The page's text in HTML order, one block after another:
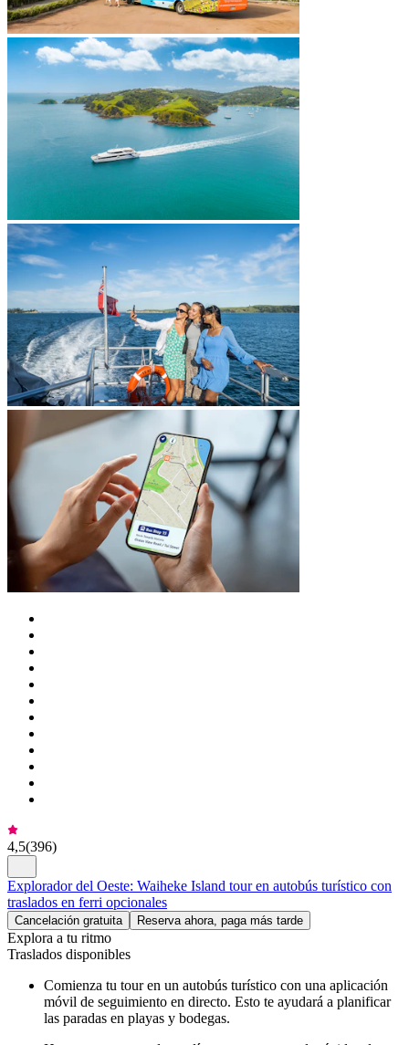
4,5(396)
Explorador del Oeste: Waiheke Island tour en autobús turístico con
traslados en ferri opcionales
Cancelación gratuita Reserva ahora, paga más tarde
Explora a tu ritmo
Traslados disponibles
Comienza tu tour en un autobús turístico con una aplicación
móvil de seguimiento en directo. Esto te ayudará a planificar
las paradas en playas y bodegas.